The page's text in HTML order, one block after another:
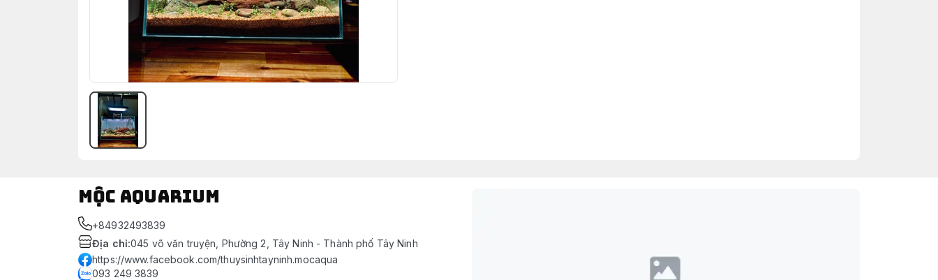
Mộc Aquarium
+84932493839
Địa chỉ:045 võ văn truyện, Phường 2, Tây Ninh - Thành phố Tây Ninh
https://www.facebook.com/thuysinhtayninh.mocaqua
093 249 3839